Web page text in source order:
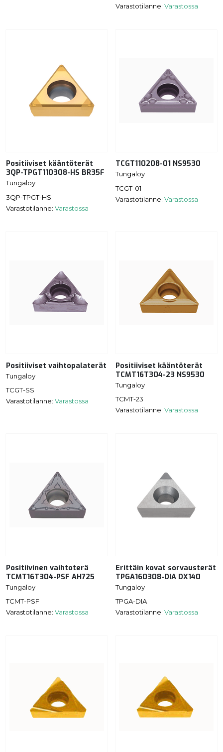
Varastotilanne: Varastossa
Positiiviset kääntöterät
3QP-TPGT110308-HS BR35F
Tungaloy
3QP-TPGT-HS
Varastotilanne: Varastossa
TCGT110208-01 NS9530
Tungaloy
TCGT-01
Varastotilanne: Varastossa
Positiiviset vaihtopalaterät
Tungaloy
TCGT-SS
Varastotilanne: Varastossa
Positiiviset kääntöterät
TCMT16T304-23 NS9530
Tungaloy
TCMT-23
Varastotilanne: Varastossa
Positiivinen vaihtoterä
TCMT16T304-PSF AH725
Tungaloy
TCMT-PSF
Varastotilanne: Varastossa
Erittäin kovat sorvausterät
TPGA160308-DIA DX140
Tungaloy
TPGA-DIA
Varastotilanne: Varastossa